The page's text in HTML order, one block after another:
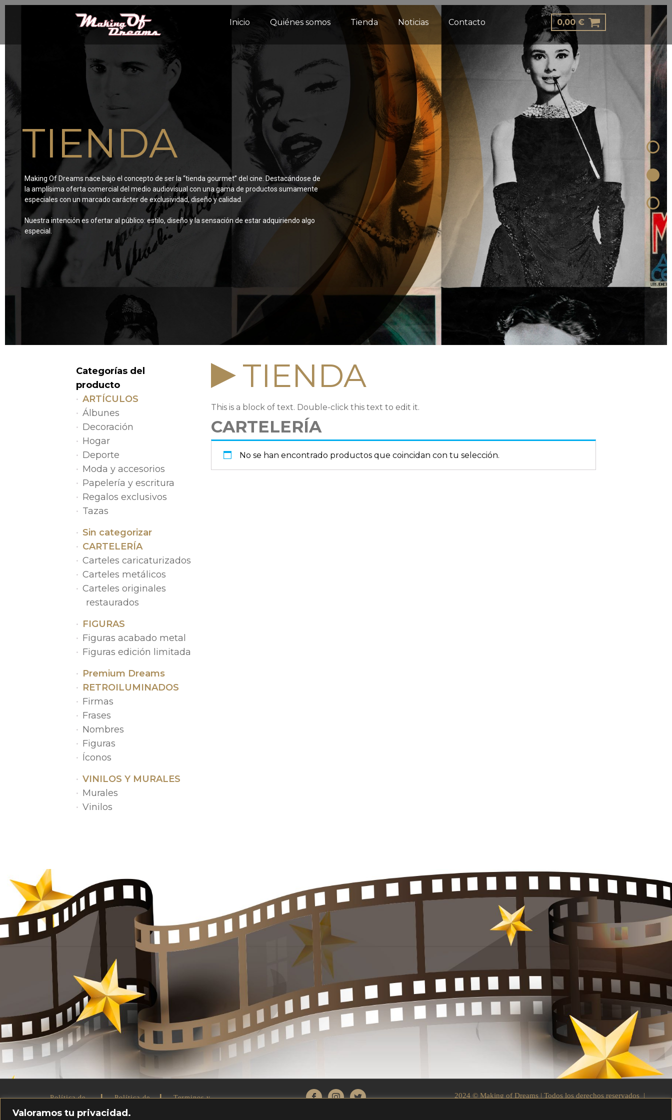
Valoramos tu privacidad.
Inicio Quiénes somos Tienda Noticias Contacto 0,00 €
TIENDA
Making Of Dreams nace bajo el concepto de ser la “tienda gourmet” del cine. Destacándose de
la amplísima oferta comercial del medio audiovisual con una gama de productos sumamente
especiales con un marcado carácter de exclusividad, diseño y calidad.
Nuestra intención es ofertar al público: estilo, diseño y la sensación de estar adquiriendo algo
especial.
Categorías del
producto
ARTÍCULOS
Álbunes
Decoración
Hogar
Deporte
Moda y accesorios
Papelería y escritura
Regalos exclusivos
Tazas
Sin categorizar
CARTELERÍA
Carteles caricaturizados
Carteles metálicos
Carteles originales
restaurados
FIGURAS
Figuras acabado metal
Figuras edición limitada
Premium Dreams
RETROILUMINADOS
Firmas
Frases
Nombres
Figuras
Íconos
VINILOS Y MURALES
Murales
Vinilos
TIENDA
This is a block of text. Double-click this text to edit it.
CARTELERÍA
No se han encontrado productos que coincidan con tu selección.
Política de
|
Política de
|
Terminos y
2024 © Making of Dreams | Todos los derechos reservados |